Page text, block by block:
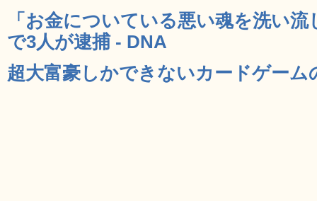
「お金についている悪い魂を洗い
で3人が逮捕 - DNA
超大富豪しかできないカードゲーム